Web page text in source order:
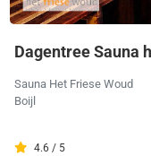
Dagentree Sauna
Sauna Het Friese Woud
Boijl
4.6 / 5